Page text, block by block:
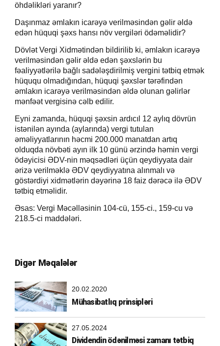
öhdəlikləri yaranır?
Daşınmaz əmlakın icarəyə verilməsindən gəlir əldə
edən hüquqi şəxs hansı növ vergiləri ödəməlidir?
Dövlət Vergi Xidmətindən bildirilib ki, əmlakın icarəyə
verilməsindən gəlir əldə edən şəxslərin bu
fəaliyyətlərilə bağlı sadələşdirilmiş vergini tətbiq etmək
hüququ olmadığından, hüquqi şəxslər tərəfindən
əmlakın icarəyə verilməsindən əldə olunan gəlirlər
mənfəət vergisinə cəlb edilir.
Eyni zamanda, hüquqi şəxsin ardıcıl 12 aylıq dövrün
istənilən ayında (aylarında) vergi tutulan
əməliyyatlarının həcmi 200.000 manatdan artıq
olduqda növbəti ayın ilk 10 günü ərzində həmin vergi
ödəyicisi ƏDV-nin məqsədləri üçün qeydiyyata dair
ərizə verilməklə ƏDV qeydiyyatına alınmalı və
göstərdiyi xidmətlərin dəyərinə 18 faiz dərəcə ilə ƏDV
tətbiq etməlidir.
Əsas: Vergi Məcəlləsinin 104-cü, 155-ci., 159-cu və
218.5-ci maddələri.
Digər Məqalələr
20.02.2020
Mühasibatlıq prinsipləri
27.05.2024
Dividendin ödənilməsi zamanı tətbiq